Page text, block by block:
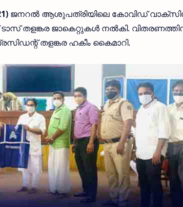
ജനറൽ ആശുപത്രിയിലെ കോവിഡ്
തളങ്കര ജാകെറ്റുകൾ നൽകി.
തളങ്കര ഹകീം കൈമാറി.